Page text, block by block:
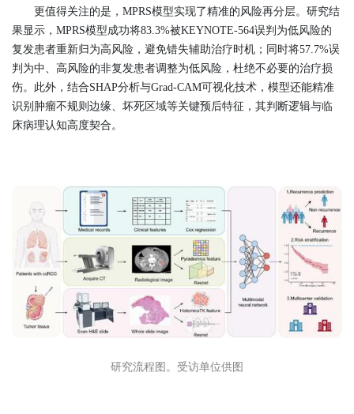
更值得关注的是，MPRS模型实现了精准的风险再分层。研究结
果显示，MPRS模型成功将83.3%被KEYNOTE-564误判为低风险的
复发患者重新归为高风险，避免错失辅助治疗时机；同时将57.7%误
判为中、高风险的非复发患者调整为低风险，杜绝不必要的治疗损
伤。此外，结合SHAP分析与Grad-CAM可视化技术，模型还能精准
识别肿瘤不规则边缘、坏死区域等关键预后特征，其判断逻辑与临
床病理认知高度契合。
研究流程图。受访单位供图